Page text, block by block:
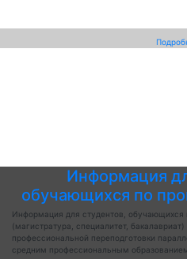
Информация
обучающихся по
Информация для студентов,
(магистратура, специалитет,
профессиональной переподготовки
средним профессиональным